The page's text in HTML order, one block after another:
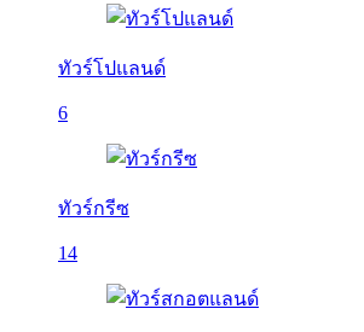
ทัวร์โปแลนด์
6
ทัวร์กรีซ
14